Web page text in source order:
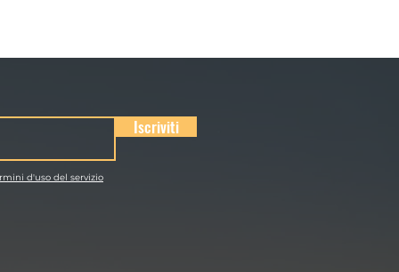
Iscriviti
d'uso del servizio